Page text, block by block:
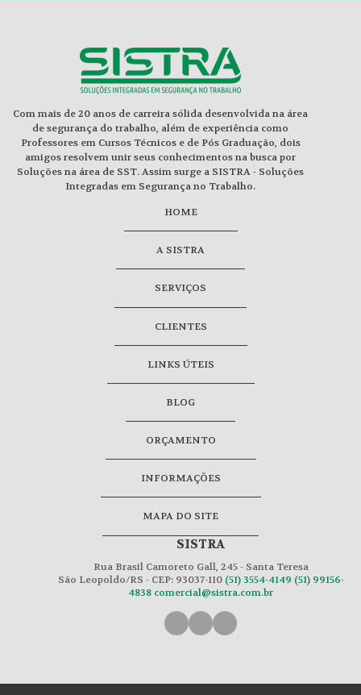
Com mais de 20 anos de carreira sólida desenvolvida na área
de segurança do trabalho, além de experiência como
Professores em Cursos Técnicos e de Pós Graduação, dois
amigos resolvem unir seus conhecimentos na busca por
Soluções na área de SST. Assim surge a SISTRA - Soluções
Integradas em Segurança no Trabalho.
HOME
A SISTRA
SERVIÇOS
CLIENTES
LINKS ÚTEIS
BLOG
ORÇAMENTO
INFORMAÇÕES
MAPA DO SITE
SISTRA
Rua Brasil Camoreto Gall, 245 - Santa Teresa
São Leopoldo/RS - CEP: 93037-110 (51) 3554-4149 (51) 99156-
4838 comercial@sistra.com.br